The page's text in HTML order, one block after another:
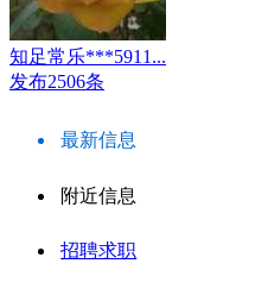
知足常乐***5911...
发布2506条
最新信息
附近信息
招聘求职